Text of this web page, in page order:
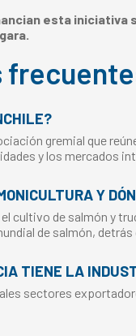
esta iniciativa
gremial que
y los mercados
Y
cultivo de salmón y
de salmón, detrás
TIENE LA
sectores